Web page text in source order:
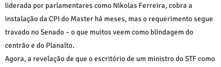
liderada por parlamentares como Nikolas Ferreira, cobra a
instalação da CPI do Master há meses, mas o requerimento segue
travado no Senado – o que muitos veem como blindagem do
centrão e do Planalto.
Agora, a revelação de que o escritório de um ministro do STF como